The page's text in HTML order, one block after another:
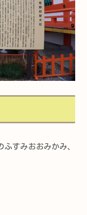
すみおおみかみ、